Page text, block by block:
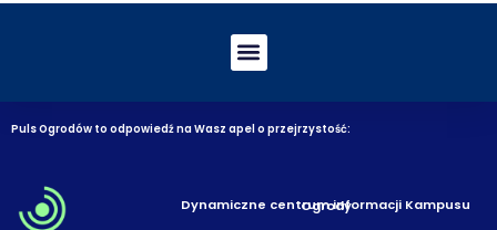
Puls Ogrodów to odpowiedź na Wasz apel o przejrzystość:
Dynamiczne centrum informacji Kampusu Ogrody